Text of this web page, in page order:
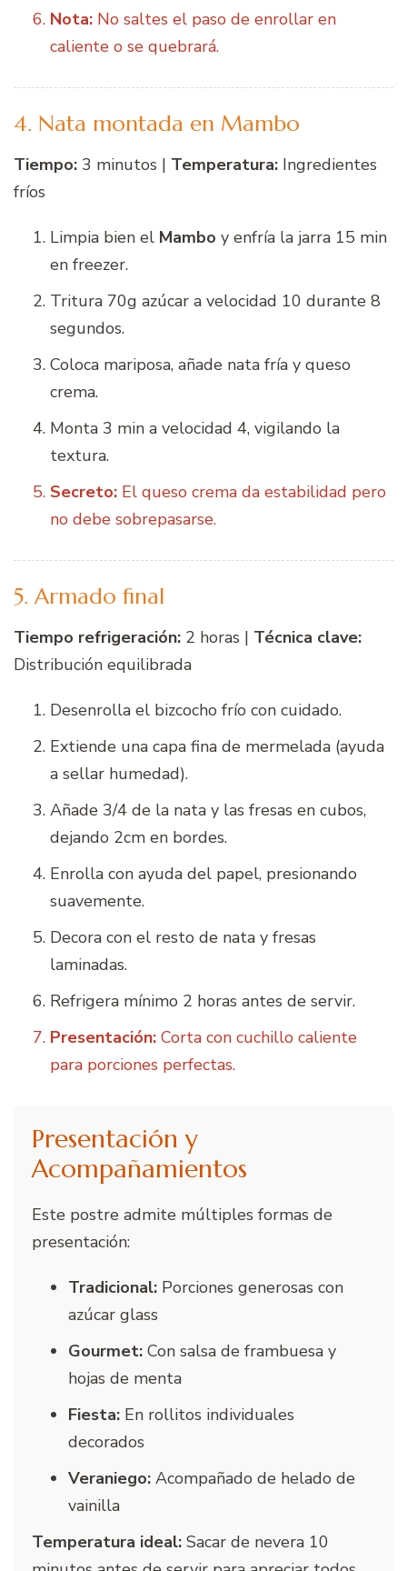
Nota: No saltes el paso de enrollar en
caliente o se quebrará.
4. Nata montada en Mambo
Tiempo: 3 minutos | Temperatura: Ingredientes
fríos
Limpia bien el Mambo y enfría la jarra 15 min
en freezer.
Tritura 70g azúcar a velocidad 10 durante 8
segundos.
Coloca mariposa, añade nata fría y queso
crema.
Monta 3 min a velocidad 4, vigilando la
textura.
Secreto: El queso crema da estabilidad pero
no debe sobrepasarse.
5. Armado final
Tiempo refrigeración: 2 horas | Técnica clave:
Distribución equilibrada
Desenrolla el bizcocho frío con cuidado.
Extiende una capa fina de mermelada (ayuda
a sellar humedad).
Añade 3/4 de la nata y las fresas en cubos,
dejando 2cm en bordes.
Enrolla con ayuda del papel, presionando
suavemente.
Decora con el resto de nata y fresas
laminadas.
Refrigera mínimo 2 horas antes de servir.
Presentación: Corta con cuchillo caliente
para porciones perfectas.
Presentación y
Acompañamientos
Este postre admite múltiples formas de
presentación:
Tradicional: Porciones generosas con
azúcar glass
Gourmet: Con salsa de frambuesa y
hojas de menta
Fiesta: En rollitos individuales
decorados
Veraniego: Acompañado de helado de
vainilla
Temperatura ideal: Sacar de nevera 10